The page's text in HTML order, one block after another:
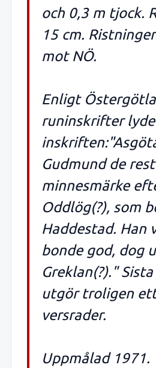
och 0,3 m tjock.
15 cm.
mot NÖ.
Enligt
runinskrifter
Gudmund de
minnesmärke
Oddlög(?), som
Haddestad. Han
bonde god, dog
Greklan(?)."
utgör troligen
versrader.
Uppmålad 1971.